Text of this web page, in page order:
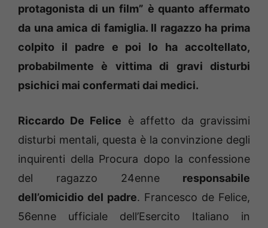
protagonista di un film” è quanto affermato
da una amica di famiglia. Il ragazzo ha prima
colpito il padre e poi lo ha accoltellato,
probabilmente è vittima di gravi disturbi
psichici mai confermati dai medici.
Riccardo De Felice è affetto da gravissimi
disturbi mentali, questa è la convinzione degli
inquirenti della Procura dopo la confessione
del ragazzo 24enne responsabile
dell’omicidio del padre. Francesco de Felice,
56enne ufficiale dell’Esercito Italiano in